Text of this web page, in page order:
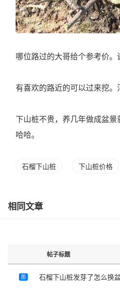
哪位路过的大哥给个参考价。
有喜欢的路近的可以过来挖。
下山桩不贵，养几年做成盆
哈哈。
石榴下山桩 下山桩价格
相同文章
帖子标题
图 石榴下山桩发芽了怎么换